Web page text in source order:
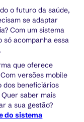
o futuro da saúde,
se adaptar
Com um sistema
só acompanha essa
que oferece
versões mobile
dos beneficiários
saber mais
a sua gestão?
do sistema